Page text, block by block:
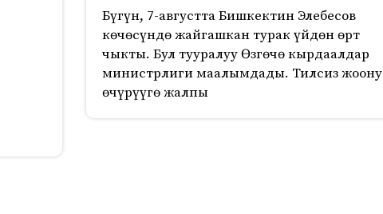
Бүгүн, 7-августта Бишкектин Элебесов
көчөсүндө жайгашкан турак үйдөн өрт
чыкты. Бул тууралуу Өзгөчө кырдаалдар
министрлиги маалымдады. Тилсиз жоону
өчүрүүгө жалпы